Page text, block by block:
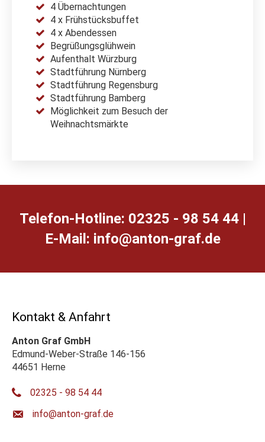
4 Übernachtungen
4 x Frühstücksbuffet
4 x Abendessen
Begrüßungsglühwein
Aufenthalt Würzburg
Stadtführung Nürnberg
Stadtführung Regensburg
Stadtführung Bamberg
Möglichkeit zum Besuch der
Weihnachtsmärkte
Telefon-Hotline: 02325 - 98 54 44 |
E-Mail: ed.farg-notna@ofni
Kontakt & Anfahrt
Anton Graf GmbH
Edmund-Weber-Straße 146-156
44651 Herne
02325 - 98 54 44
ed.farg-notna@ofni